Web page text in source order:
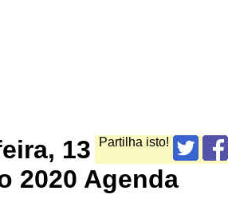
Partilha isto!
13
2020 Agenda